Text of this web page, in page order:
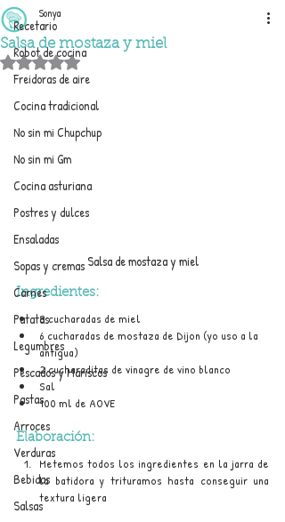
Recetario
Robot de cocina
Freidoras de aire
Cocina tradicional
No sin mi Chupchup
No sin mi Gm
Cocina asturiana
Postres y dulces
Ensaladas
Sopas y cremas
Carnes
Patatas
Legumbres
Pescados y Mariscos
Pastas
Arroces
Verduras
Bebidas
Salsas
Salsa de mostaza y miel
Sonya
Obtuvo NaN de 5 estrellas.
Salsa de mostaza y miel
Ingredientes:
8 cucharadas de miel
6 cucharadas de mostaza de Dijon (yo uso a la
antigua)
2 cucharaditas de vinagre de vino blanco
Sal
100 ml de AOVE
Elaboración:
Metemos todos los ingredientes en la jarra de
la batidora y trituramos hasta conseguir una
textura ligera